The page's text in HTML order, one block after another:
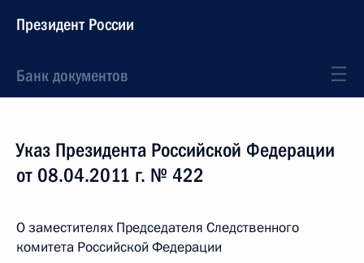
Президент России
Банк документов
Указ Президента Российской Федерации
от 08.04.2011 г. № 422
О заместителях Председателя Следственного
комитета Российской Федерации